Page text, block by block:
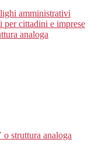
amministrativi
cittadini e imprese
analoga
struttura analoga